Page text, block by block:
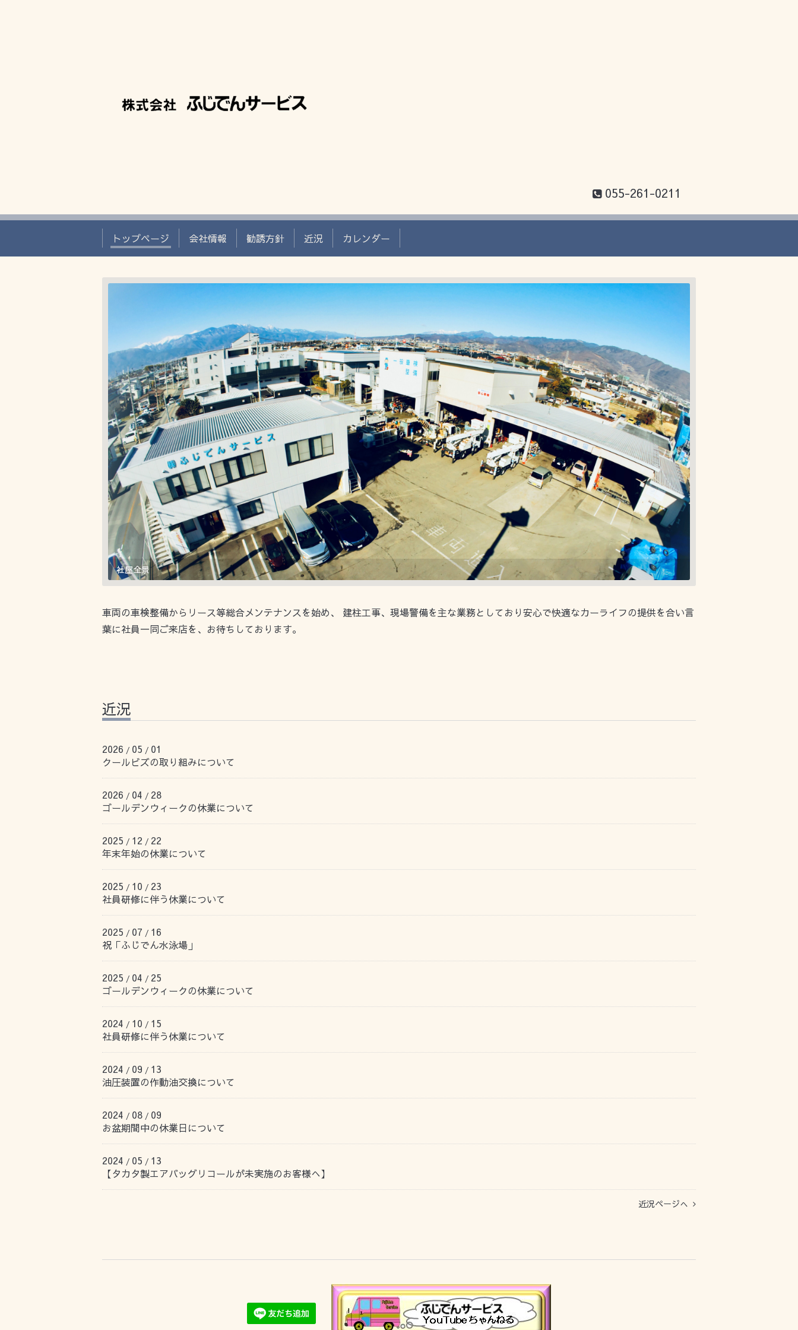
055-261-0211
トップページ 会社情報 勧誘方針 近況 カレンダー
社屋全景
車両の車検整備からリース等総合メンテナンスを始め、 建柱工事、現場警備を主な業務としており安心で快適なカーライフの提供を合い言
葉に社員一同ご来店を、お待ちしております。
近況
2026 / 05 / 01
クールビズの取り組みについて
2026 / 04 / 28
ゴールデンウィークの休業について
2025 / 12 / 22
年末年始の休業について
2025 / 10 / 23
社員研修に伴う休業について
2025 / 07 / 16
祝「ふじでん水泳場」
2025 / 04 / 25
ゴールデンウィークの休業について
2024 / 10 / 15
社員研修に伴う休業について
2024 / 09 / 13
油圧装置の作動油交換について
2024 / 08 / 09
お盆期間中の休業日について
2024 / 05 / 13
【タカタ製エアバッグリコールが未実施のお客様へ】
近況ページへ